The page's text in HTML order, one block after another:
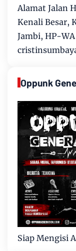
Alamat Jalan
Kenali Besar,
Jambi, HP-
Oppunk
Siap Mengisi